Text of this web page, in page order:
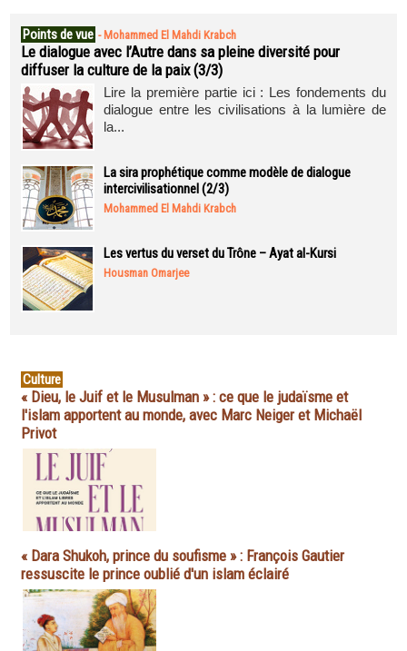
Points de vue - Mohammed El Mahdi Krabch
Le dialogue avec l’Autre dans sa pleine diversité pour
diffuser la culture de la paix (3/3)
Lire la première partie ici : Les fondements du
dialogue entre les civilisations à la lumière de
la...
La sira prophétique comme modèle de dialogue
intercivilisationnel (2/3)
Mohammed El Mahdi Krabch
Les vertus du verset du Trône – Ayat al-Kursi
Housman Omarjee
Culture
« Dieu, le Juif et le Musulman » : ce que le judaïsme et
l'islam apportent au monde, avec Marc Neiger et Michaël
Privot
« Dara Shukoh, prince du soufisme » : François Gautier
ressuscite le prince oublié d'un islam éclairé